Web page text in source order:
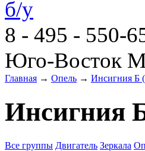
8 - 495 - 550-
Юго-Восток
Главная → Опель → Инсигния Б
Инсигния
Все группы Двигатель Зеркала